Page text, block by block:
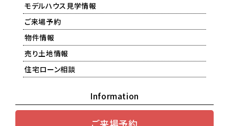
モデルハウス見学情報
ご来場予約
物件情報
売り土地情報
住宅ローン相談
Information